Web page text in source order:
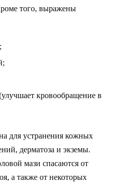
того, выражены
кровообращение в
для устранения кожных
дерматоза и экземы.
мази спасаются от
а также от некоторых